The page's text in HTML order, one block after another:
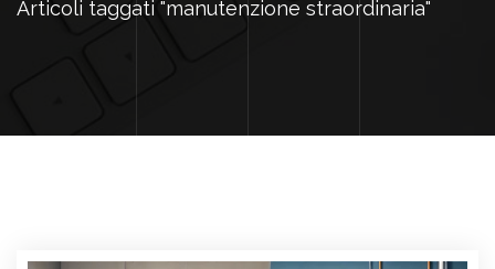
Articoli taggati "manutenzione straordinaria"